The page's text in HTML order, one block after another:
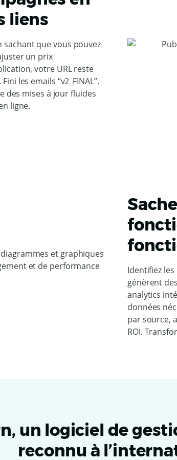
liens
sachant que vous pouvez
un prix
votre URL reste
les emails “v2_FINAL”.
des mises à jour fluides
ligne.
Identifiez
génèrent
analytics
données
par source,
ROI.
un logiciel de
reconnu à